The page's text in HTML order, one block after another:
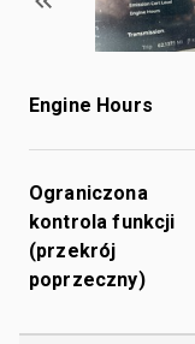
Engine Hours
Ograniczona
kontrola funkcji
(przekrój
poprzeczny)